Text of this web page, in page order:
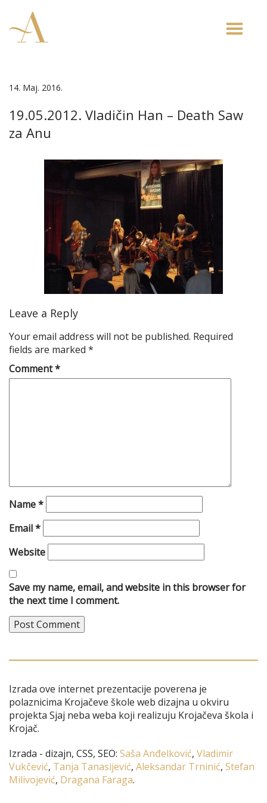
Toggle
14. Maj. 2016.
19.05.2012. Vladičin Han – Death Saw
za Anu
Leave a Reply
Your email address will not be published. Required
fields are marked *
Comment*
Name*
Email*
Website
Save my name, email, and website in this browser for
the next time I comment.
Izrada ove internet prezentacije poverena je
polaznicima Krojačeve škole web dizajna u okviru
projekta Sjaj neba weba koji realizuju Krojačeva škola i
Krojač.
Izrada - dizajn, CSS, SEO: Saša Anđelković, Vladimir
Vukčević, Tanja Tanasijević, Aleksandar Trninić, Stefan
Milivojević, Dragana Faraga.